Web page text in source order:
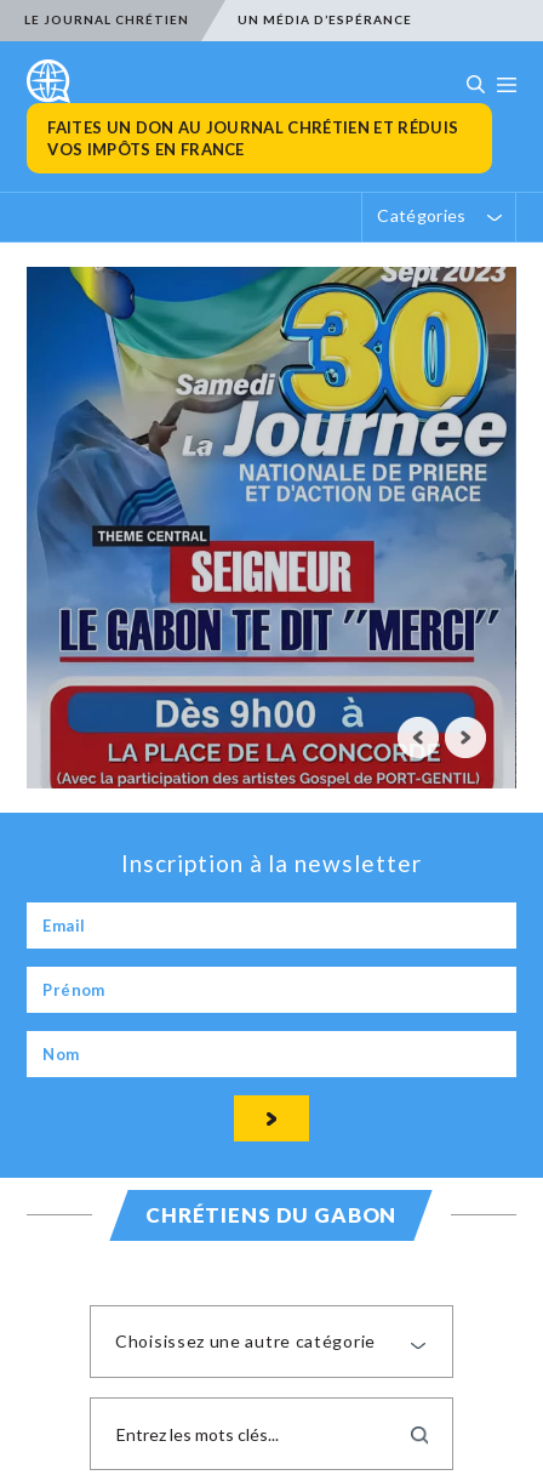
LE JOURNAL CHRÉTIEN UN MÉDIA D’ESPÉRANCE
FAITES UN DON AU JOURNAL CHRÉTIEN ET RÉDUIS
VOS IMPÔTS EN FRANCE
Catégories
Inscription à la newsletter
CHRÉTIENS DU GABON
Choisissez une autre catégorie